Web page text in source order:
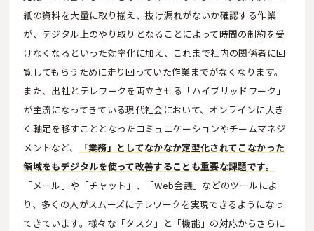
紙の資料を大量に取り揃え、抜け漏れがないか確認する作業
が、デジタル上のやり取りとなることによって時間の制約を受
けなくなるといった効率化に加え、これまで社内の関係者に回
覧してもらうために走り回っていた作業までがなくなります。
また、出社とテレワークを両立させる「ハイブリッドワーク」
が主流になってきている現代社会において、オンラインに大き
く軸足を移すこととなったコミュニケーションやチームマネジ
メントなど、
「業務」としてなかなか定型化されてこなかった
領域をもデジタルを使って改善することも重要な課題です。
「メール」や「チャット」、「Web会議」などのツールによ
り、多くの人がスムーズにテレワークを実現できるようになっ
てきています。様々な「タスク」と「機能」の対応からさらに